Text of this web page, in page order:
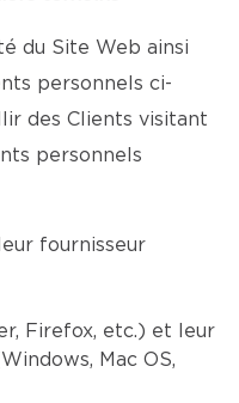
du Site Web ainsi
personnels ci-
des Clients visitant
personnels
fournisseur
Firefox, etc.) et leur
Mac OS,